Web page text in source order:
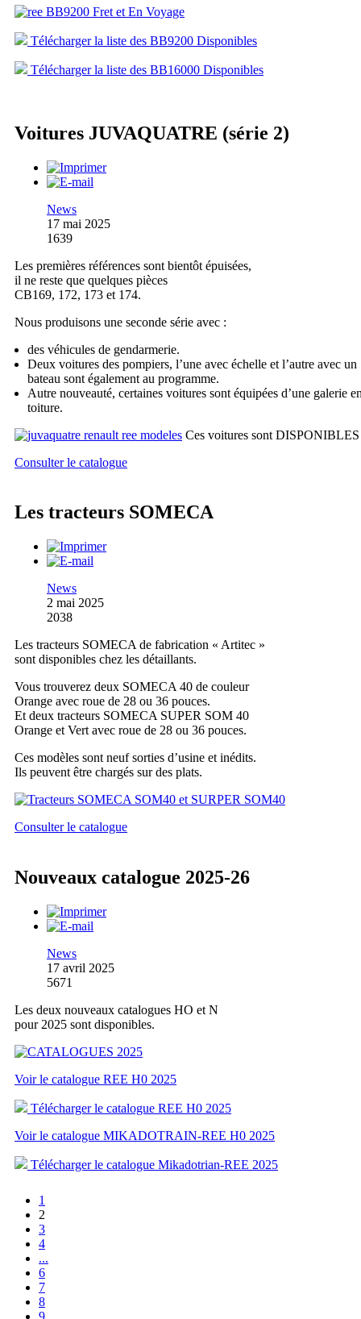
Télécharger la liste des BB9200 Disponibles
Télécharger la liste des BB16000 Disponibles
Voitures JUVAQUATRE (série 2)
News
17 mai 2025
1639
Les premières références sont bientôt épuisées,
il ne reste que quelques pièces
CB169, 172, 173 et 174.
Nous produisons une seconde série avec :
des véhicules de gendarmerie.
Deux voitures des pompiers, l’une avec échelle et l’autre avec un
bateau sont également au programme.
Autre nouveauté, certaines voitures sont équipées d’une galerie
toiture.
Ces voitures sont DISPONIBLES
Consulter le catalogue
Les tracteurs SOMECA
News
2 mai 2025
2038
Les tracteurs SOMECA de fabrication « Artitec »
sont disponibles chez les détaillants.
Vous trouverez deux SOMECA 40 de couleur
Orange avec roue de 28 ou 36 pouces.
Et deux tracteurs SOMECA SUPER SOM 40
Orange et Vert avec roue de 28 ou 36 pouces.
Ces modèles sont neuf sorties d’usine et inédits.
Ils peuvent être chargés sur des plats.
Consulter le catalogue
Nouveaux catalogue 2025-26
News
17 avril 2025
5671
Les deux nouveaux catalogues HO et N
pour 2025 sont disponibles.
Voir le catalogue REE H0 2025
Télécharger le catalogue REE H0 2025
Voir le catalogue MIKADOTRAIN-REE H0 2025
Télécharger le catalogue Mikadotrian-REE 2025
1
2
3
4
...
6
7
8